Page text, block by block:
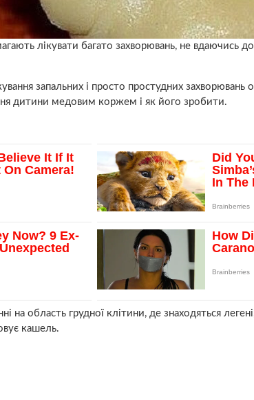
лікувати багато захворювань, не вдаючись
запальних і просто простудних захворювань
дитини медовим коржем і як його зробити.
на область грудної клітини, де знаходяться
кашель.